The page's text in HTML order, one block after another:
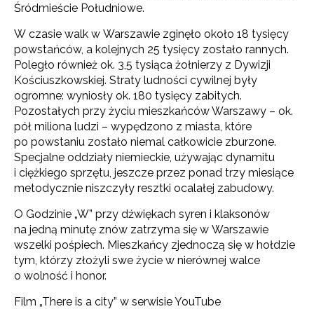
Śródmieście Południowe.
W czasie walk w Warszawie zginęło około 18 tysięcy
powstańców, a kolejnych 25 tysięcy zostało rannych.
Poległo również ok. 3,5 tysiąca żołnierzy z Dywizji
Kościuszkowskiej. Straty ludności cywilnej były
ogromne: wyniosły ok. 180 tysięcy zabitych.
Pozostałych przy życiu mieszkańców Warszawy – ok.
pół miliona ludzi – wypędzono z miasta, które
po powstaniu zostało niemal całkowicie zburzone.
Specjalne oddziały niemieckie, używając dynamitu
i ciężkiego sprzętu, jeszcze przez ponad trzy miesiące
metodycznie niszczyły resztki ocalałej zabudowy.
O Godzinie „W” przy dźwiękach syren i klaksonów
na jedną minutę znów zatrzyma się w Warszawie
wszelki pośpiech. Mieszkańcy zjednoczą się w hołdzie
tym, którzy złożyli swe życie w nierównej walce
o wolność i honor.
Film „There is a city” w serwisie YouTube